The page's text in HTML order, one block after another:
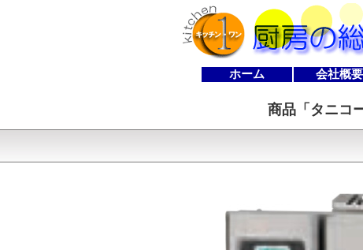
ホーム 会社概要
商品「 タニコ